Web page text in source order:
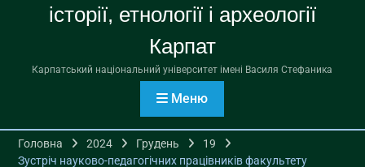
історії, етнології і археології
Карпат
Карпатський національний університет імені Василя Стефаника
Меню
Головна 2024 Грудень
19
Зустріч науково-педагогічних працівників факультету